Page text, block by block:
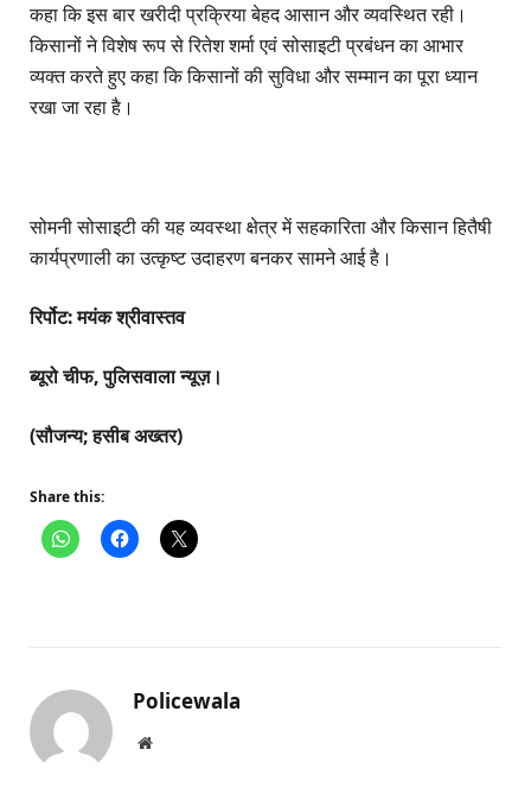
कहा कि इस बार खरीदी प्रक्रिया बेहद आसान और व्यवस्थित रही।
किसानों ने विशेष रूप से रितेश शर्मा एवं सोसाइटी प्रबंधन का आभार
व्यक्त करते हुए कहा कि किसानों की सुविधा और सम्मान का पूरा ध्यान
रखा जा रहा है।
सोमनी सोसाइटी की यह व्यवस्था क्षेत्र में सहकारिता और किसान हितैषी
कार्यप्रणाली का उत्कृष्ट उदाहरण बनकर सामने आई है।
रिर्पोट: मयंक श्रीवास्तव
ब्यूरो चीफ, पुलिसवाला न्यूज़।
(सौजन्य; हसीब अख्तर)
Share this:
Policewala
Website